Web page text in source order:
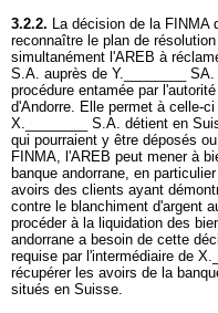
3.2.2. La décision de la FINMA
reconnaître le plan de
simultanément l'AREB à
S.A. auprès de Y.________
procédure entamée par
d'Andorre. Elle permet à celle-
X.________ S.A. détient en
qui pourraient y être déposés
FINMA, l'AREB peut mener à
banque andorrane, en
avoirs des clients ayant
contre le blanchiment d'argent
procéder à la liquidation des
andorrane a besoin de cette
requise par l'intermédiaire de
récupérer les avoirs de la
situés en Suisse.